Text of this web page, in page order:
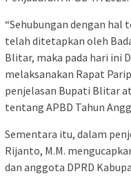
“Sehubungan dengan hal
telah ditetapkan oleh
Blitar, maka pada hari ini
melaksanakan Rapat
penjelasan Bupati Blitar
tentang APBD Tahun
Sementara itu, dalam
Rijanto, M.M.
dan anggota DPRD